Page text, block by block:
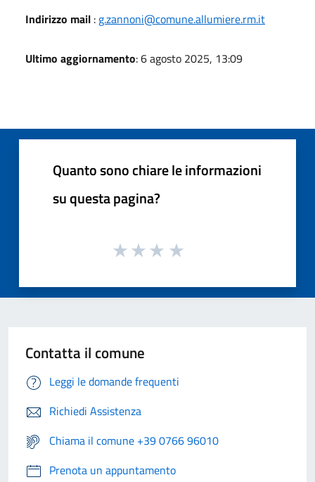
Indirizzo mail : g.zannoni@comune.allumiere.rm.it
Ultimo aggiornamento: 6 agosto 2025, 13:09
Quanto sono chiare le informazioni
su questa pagina?
Contatta il comune
Leggi le domande frequenti
Richiedi Assistenza
Chiama il comune +39 0766 96010
Prenota un appuntamento